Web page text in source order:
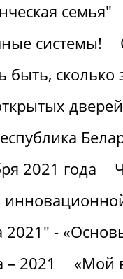
семья"
системы!
сколько
2021 года
-
– 2021
«Мой